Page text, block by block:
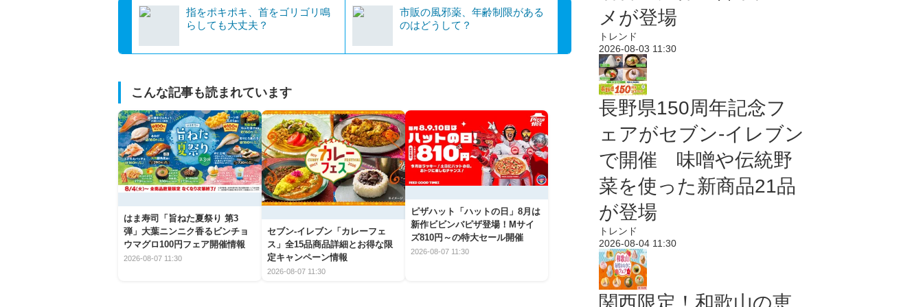
指をポキポキ、首をゴリゴリ鳴
らしても大丈夫？
市販の風邪薬、年齢制限がある
のはどうして？
こんな記事も読まれています
はま寿司「旨ねた夏祭り 第3
弾」大葉ニンニク香るビンチョ
ウマグロ100円フェア開催情報
2026-08-07 11:30
セブン‐イレブン「カレーフェ
ス」全15品商品詳細とお得な限
定キャンペーン情報
2026-08-07 11:30
ピザハット「ハットの日」8月は
新作ビビンバピザ登場！Mサイ
ズ810円～の特大セール開催
2026-08-07 11:30
メが登場
トレンド
2026-08-03 11:30
長野県150周年記念フ
ェアがセブン-イレブン
で開催 味噌や伝統野
菜を使った新商品21品
が登場
トレンド
2026-08-04 11:30
関西限定！和歌山の恵